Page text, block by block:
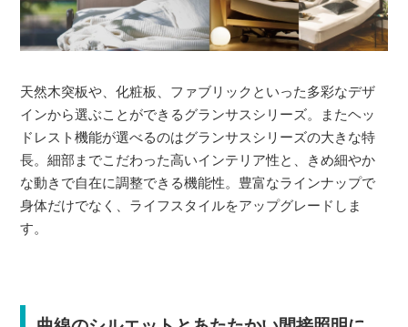
天然木突板や、化粧板、ファブリックといった多彩なデザ
インから選ぶことができるグランサスシリーズ。またヘッ
ドレスト機能が選べるのはグランサスシリーズの大きな特
長。細部までこだわった高いインテリア性と、きめ細やか
な動きで自在に調整できる機能性。豊富なラインナップで
身体だけでなく、ライフスタイルをアップグレードしま
す。